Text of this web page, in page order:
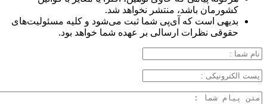
کشورمان باشد، منتشر نخواهد شد.
بدیهی است که آی‌پی شما ثبت می‌شود و کلیه مسئولیت‌های
حقوقی نظرات ارسالی بر عهده شما خواهد بود.